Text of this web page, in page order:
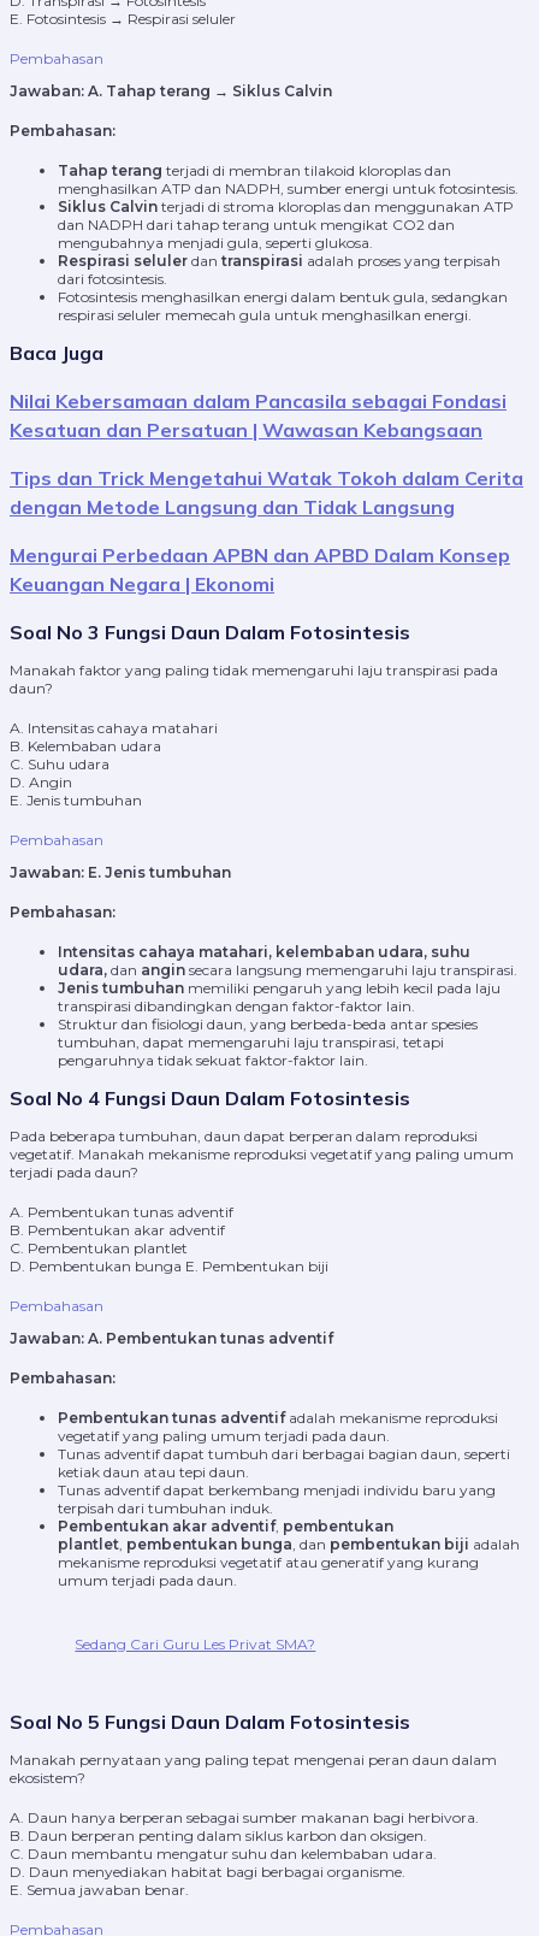
E. Fotosintesis → Respirasi seluler
Pembahasan
Jawaban: A. Tahap terang → Siklus Calvin
Pembahasan:
Tahap terang terjadi di membran tilakoid kloroplas dan
menghasilkan ATP dan NADPH, sumber energi untuk fotosintesis.
Siklus Calvin terjadi di stroma kloroplas dan menggunakan ATP
dan NADPH dari tahap terang untuk mengikat CO2 dan
mengubahnya menjadi gula, seperti glukosa.
Respirasi seluler dan transpirasi adalah proses yang terpisah
dari fotosintesis.
Fotosintesis menghasilkan energi dalam bentuk gula, sedangkan
respirasi seluler memecah gula untuk menghasilkan energi.
Baca Juga
Nilai Kebersamaan dalam Pancasila sebagai Fondasi
Kesatuan dan Persatuan | Wawasan Kebangsaan
Tips dan Trick Mengetahui Watak Tokoh dalam Cerita
dengan Metode Langsung dan Tidak Langsung
Mengurai Perbedaan APBN dan APBD Dalam Konsep
Keuangan Negara | Ekonomi
Soal No 3 Fungsi Daun Dalam Fotosintesis
Manakah faktor yang paling tidak memengaruhi laju transpirasi pada
daun?
A. Intensitas cahaya matahari
B. Kelembaban udara
C. Suhu udara
D. Angin
E. Jenis tumbuhan
Pembahasan
Jawaban: E. Jenis tumbuhan
Pembahasan:
Intensitas cahaya matahari, kelembaban udara, suhu
udara, dan angin secara langsung memengaruhi laju transpirasi.
Jenis tumbuhan memiliki pengaruh yang lebih kecil pada laju
transpirasi dibandingkan dengan faktor-faktor lain.
Struktur dan fisiologi daun, yang berbeda-beda antar spesies
tumbuhan, dapat memengaruhi laju transpirasi, tetapi
pengaruhnya tidak sekuat faktor-faktor lain.
Soal No 4 Fungsi Daun Dalam Fotosintesis
Pada beberapa tumbuhan, daun dapat berperan dalam reproduksi
vegetatif. Manakah mekanisme reproduksi vegetatif yang paling umum
terjadi pada daun?
A. Pembentukan tunas adventif
B. Pembentukan akar adventif
C. Pembentukan plantlet
D. Pembentukan bunga E. Pembentukan biji
Pembahasan
Jawaban: A. Pembentukan tunas adventif
Pembahasan:
Pembentukan tunas adventifadalah mekanisme reproduksi
vegetatif yang paling umum terjadi pada daun.
Tunas adventif dapat tumbuh dari berbagai bagian daun, seperti
ketiak daun atau tepi daun.
Tunas adventif dapat berkembang menjadi individu baru yang
terpisah dari tumbuhan induk.
Pembentukan akar adventif, pembentukan
plantlet, pembentukan bunga, dan pembentukan biji adalah
mekanisme reproduksi vegetatif atau generatif yang kurang
umum terjadi pada daun.
Sedang Cari Guru Les Privat SMA?
Soal No 5 Fungsi Daun Dalam Fotosintesis
Manakah pernyataan yang paling tepat mengenai peran daun dalam
ekosistem?
A. Daun hanya berperan sebagai sumber makanan bagi herbivora.
B. Daun berperan penting dalam siklus karbon dan oksigen.
C. Daun membantu mengatur suhu dan kelembaban udara.
D. Daun menyediakan habitat bagi berbagai organisme.
E. Semua jawaban benar.
Pembahasan